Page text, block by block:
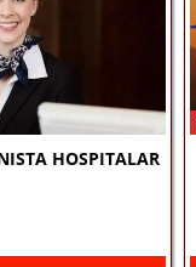
HOSPITALAR